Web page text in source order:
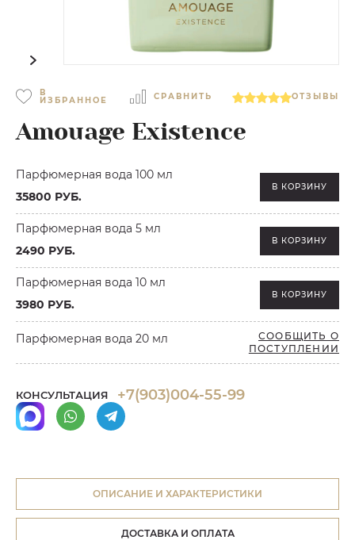
В
ИЗБРАННОЕ СРАВНИТЬ ОТЗЫВЫ
Amouage Existence
Парфюмерная вода 100 мл
35800 РУБ.
В КОРЗИНУ
Парфюмерная вода 5 мл
2490 РУБ.
В КОРЗИНУ
Парфюмерная вода 10 мл
3980 РУБ.
В КОРЗИНУ
Парфюмерная вода 20 мл
СООБЩИТЬ О
ПОСТУПЛЕНИИ
КОНСУЛЬТАЦИЯ +7(903)004-55-99
ОПИСАНИЕ И ХАРАКТЕРИСТИКИ
ДОСТАВКА И ОПЛАТА